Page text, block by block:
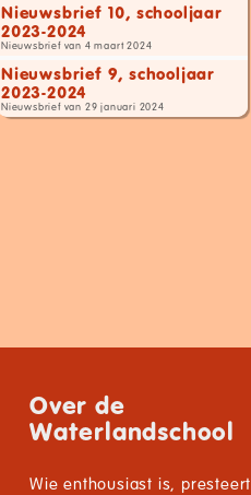
Nieuwsbrief 10, schooljaar
2023-2024
Nieuwsbrief van 4 maart 2024
Nieuwsbrief 9, schooljaar
2023-2024
Nieuwsbrief van 29 januari 2024
Over de
Waterlandschool
Wie enthousiast is, presteert